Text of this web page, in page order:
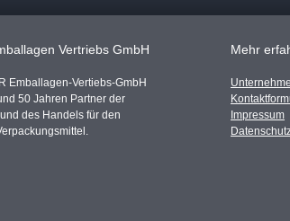
Vertriebs GmbH
Emballagen-Vertiebs-GmbH
50 Jahren Partner der
des Handels für den
Mehr
Impressum